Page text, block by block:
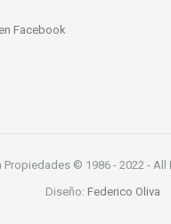
Facebook
Propiedades © 1986 - 2022 - All
Diseño: Federico Oliva